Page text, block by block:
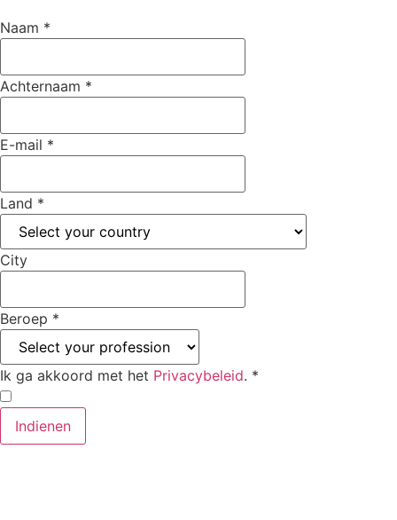
Naam *
Achternaam *
E-mail *
Land *
City
Beroep *
Ik ga akkoord met het Privacybeleid. *
Indienen